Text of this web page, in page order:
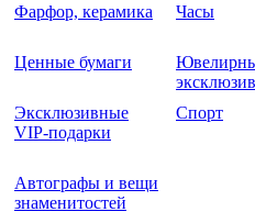
Фарфор, керамика
Часы
Ценные бумаги
эксклюзив
Эксклюзивные
VIP-подарки
Спорт
Автографы и вещи
знаменитостей